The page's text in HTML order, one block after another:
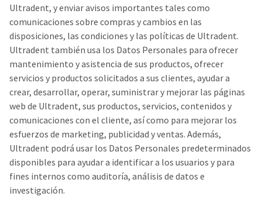
Ultradent, y enviar avisos importantes tales como
comunicaciones sobre compras y cambios en las
disposiciones, las condiciones y las políticas de Ultradent.
Ultradent también usa los Datos Personales para ofrecer
mantenimiento y asistencia de sus productos, ofrecer
servicios y productos solicitados a sus clientes, ayudar a
crear, desarrollar, operar, suministrar y mejorar las páginas
web de Ultradent, sus productos, servicios, contenidos y
comunicaciones con el cliente, así como para mejorar los
esfuerzos de marketing, publicidad y ventas. Además,
Ultradent podrá usar los Datos Personales predeterminados
disponibles para ayudar a identificar a los usuarios y para
fines internos como auditoría, análisis de datos e
investigación.